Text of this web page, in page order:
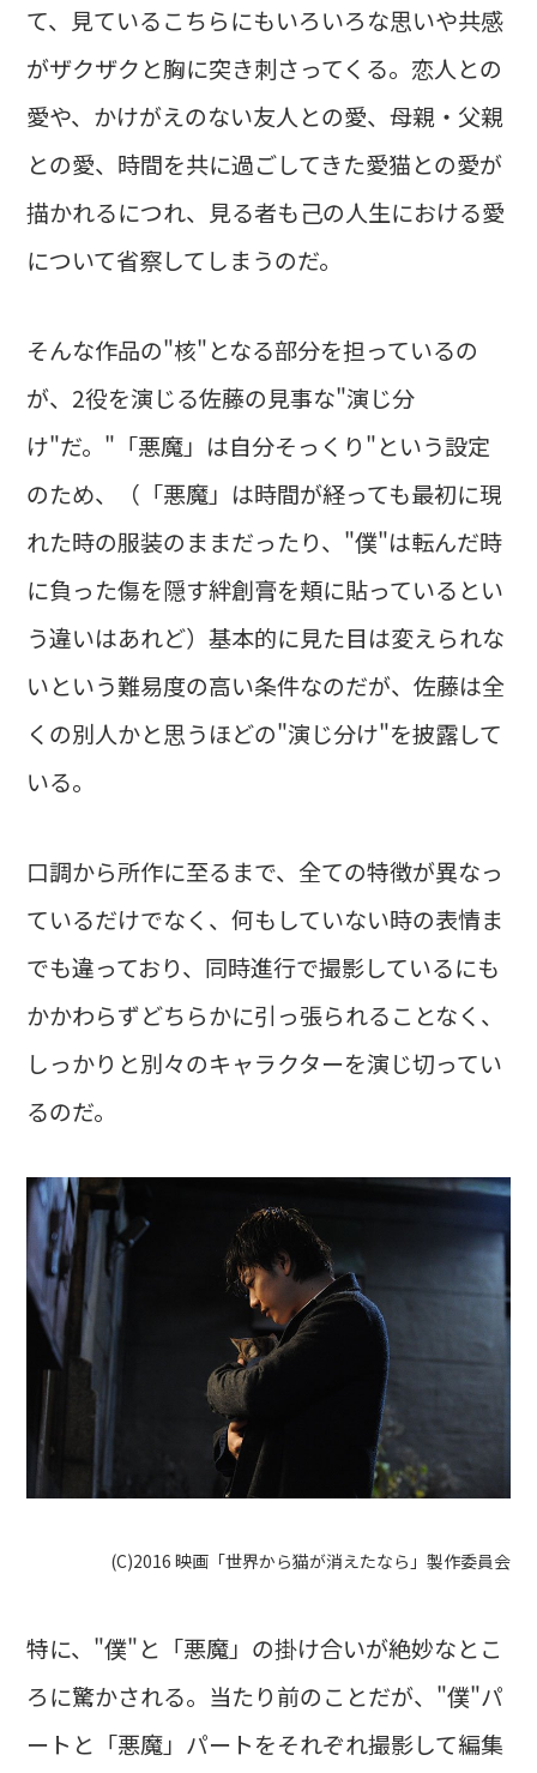
て、見ているこちらにもいろいろな思いや共感
がザクザクと胸に突き刺さってくる。恋人との
愛や、かけがえのない友人との愛、母親・父親
との愛、時間を共に過ごしてきた愛猫との愛が
描かれるにつれ、見る者も己の人生における愛
について省察してしまうのだ。
そんな作品の"核"となる部分を担っているの
が、2役を演じる佐藤の見事な"演じ分
け"だ。"「悪魔」は自分そっくり"という設定
のため、（「悪魔」は時間が経っても最初に現
れた時の服装のままだったり、"僕"は転んだ時
に負った傷を隠す絆創膏を頬に貼っているとい
う違いはあれど）基本的に見た目は変えられな
いという難易度の高い条件なのだが、佐藤は全
くの別人かと思うほどの"演じ分け"を披露して
いる。
口調から所作に至るまで、全ての特徴が異なっ
ているだけでなく、何もしていない時の表情ま
でも違っており、同時進行で撮影しているにも
かかわらずどちらかに引っ張られることなく、
しっかりと別々のキャラクターを演じ切ってい
るのだ。
(C)2016 映画「世界から猫が消えたなら」製作委員会
特に、"僕"と「悪魔」の掛け合いが絶妙なとこ
ろに驚かされる。当たり前のことだが、"僕"パ
ートと「悪魔」パートをそれぞれ撮影して編集